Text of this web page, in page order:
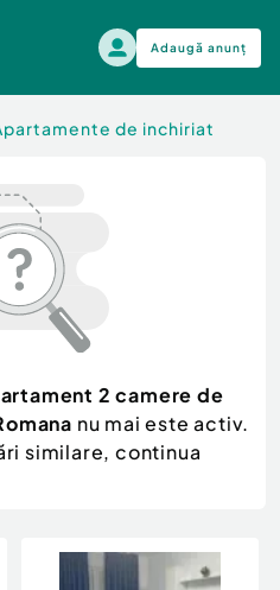
Adaugă anunț
de inchiriat
2 camere de
nu mai este activ.
similare, continua